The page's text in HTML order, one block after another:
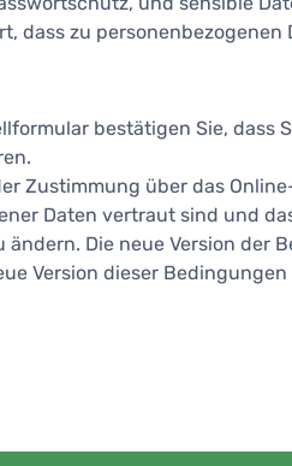
dass zu
bestätigen Sie, dass
über das
Daten vertraut sind und
Die neue Version der
Version dieser